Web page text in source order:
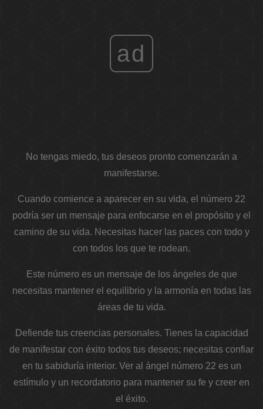
ad
No tengas miedo, tus deseos pronto comenzarán a
manifestarse.
Cuando comience a aparecer en su vida, el número 22
podría ser un mensaje para enfocarse en el propósito y el
camino de su vida. Necesitas hacer las paces con todo y
con todos los que te rodean.
Este número es un mensaje de los ángeles de que
necesitas mantener el equilibrio y la armonía en todas las
áreas de tu vida.
Defiende tus creencias personales. Tienes la capacidad
de manifestar con éxito todos tus deseos; necesitas confiar
en tu sabiduría interior. Ver al ángel número 22 es un
estímulo y un recordatorio para mantener su fe y creer en
el éxito.